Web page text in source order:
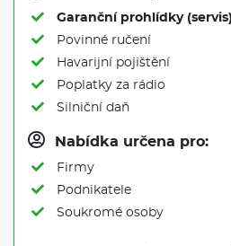
Garanční prohlídky (servis)
Povinné ručení
Havarijní pojištění
Poplatky za rádio
Silniční daň
Nabídka určena pro:
Firmy
Podnikatele
Soukromé osoby